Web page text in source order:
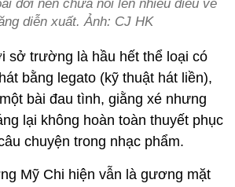
đời nên chưa nói lên nhiều điều về
diễn xuất. Ảnh: CJ HK
sở trường là hầu hết thể loại có
bằng legato (kỹ thuật hát liền),
bài đau tình, giằng xé nhưng
lại không hoàn toàn thuyết phục
chuyện trong nhạc phẩm.
Mỹ Chi hiện vẫn là gương mặt